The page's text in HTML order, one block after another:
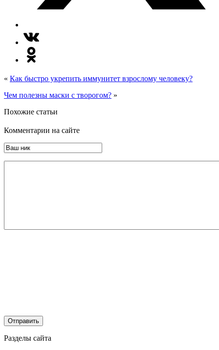
« Как быстро укрепить иммунитет взрослому человеку?
Чем полезны маски с творогом? »
Похожие статьи
Комментарии на сайте
Разделы сайта